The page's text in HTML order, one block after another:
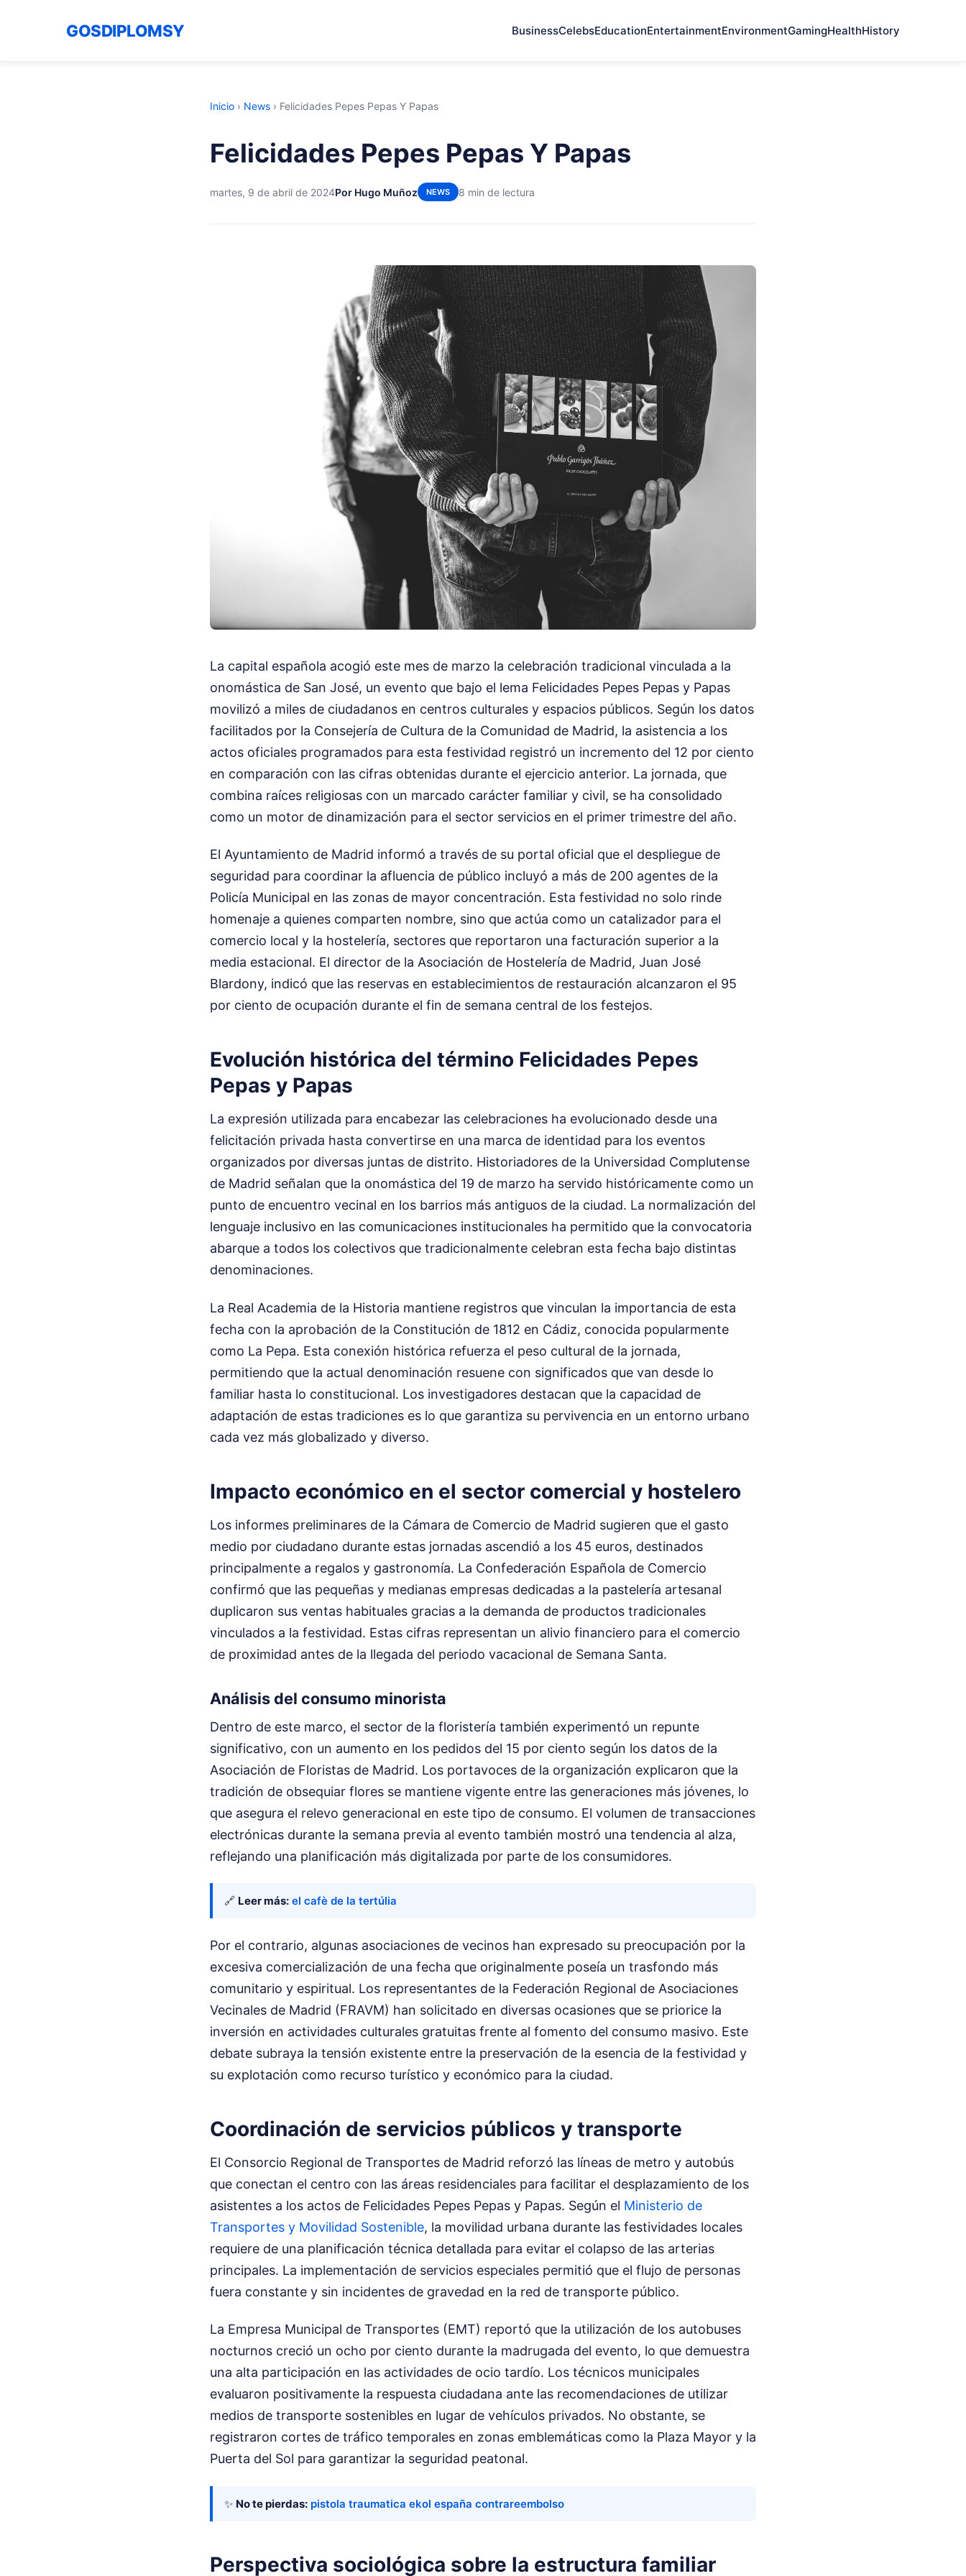
GOSDIPLOMSY BusinessCelebsEducationEntertainmentEnvironmentGamingHealthHistory
Inicio › News › Felicidades Pepes Pepas Y Papas
Felicidades Pepes Pepas Y Papas
martes, 9 de abril de 2024Por Hugo Muñoz NEWS 8 min de lectura
La capital española acogió este mes de marzo la celebración tradicional vinculada a la
onomástica de San José, un evento que bajo el lema Felicidades Pepes Pepas y Papas
movilizó a miles de ciudadanos en centros culturales y espacios públicos. Según los datos
facilitados por la Consejería de Cultura de la Comunidad de Madrid, la asistencia a los
actos oficiales programados para esta festividad registró un incremento del 12 por ciento
en comparación con las cifras obtenidas durante el ejercicio anterior. La jornada, que
combina raíces religiosas con un marcado carácter familiar y civil, se ha consolidado
como un motor de dinamización para el sector servicios en el primer trimestre del año.
El Ayuntamiento de Madrid informó a través de su portal oficial que el despliegue de
seguridad para coordinar la afluencia de público incluyó a más de 200 agentes de la
Policía Municipal en las zonas de mayor concentración. Esta festividad no solo rinde
homenaje a quienes comparten nombre, sino que actúa como un catalizador para el
comercio local y la hostelería, sectores que reportaron una facturación superior a la
media estacional. El director de la Asociación de Hostelería de Madrid, Juan José
Blardony, indicó que las reservas en establecimientos de restauración alcanzaron el 95
por ciento de ocupación durante el fin de semana central de los festejos.
Evolución histórica del término Felicidades Pepes
Pepas y Papas
La expresión utilizada para encabezar las celebraciones ha evolucionado desde una
felicitación privada hasta convertirse en una marca de identidad para los eventos
organizados por diversas juntas de distrito. Historiadores de la Universidad Complutense
de Madrid señalan que la onomástica del 19 de marzo ha servido históricamente como un
punto de encuentro vecinal en los barrios más antiguos de la ciudad. La normalización del
lenguaje inclusivo en las comunicaciones institucionales ha permitido que la convocatoria
abarque a todos los colectivos que tradicionalmente celebran esta fecha bajo distintas
denominaciones.
La Real Academia de la Historia mantiene registros que vinculan la importancia de esta
fecha con la aprobación de la Constitución de 1812 en Cádiz, conocida popularmente
como La Pepa. Esta conexión histórica refuerza el peso cultural de la jornada,
permitiendo que la actual denominación resuene con significados que van desde lo
familiar hasta lo constitucional. Los investigadores destacan que la capacidad de
adaptación de estas tradiciones es lo que garantiza su pervivencia en un entorno urbano
cada vez más globalizado y diverso.
Impacto económico en el sector comercial y hostelero
Los informes preliminares de la Cámara de Comercio de Madrid sugieren que el gasto
medio por ciudadano durante estas jornadas ascendió a los 45 euros, destinados
principalmente a regalos y gastronomía. La Confederación Española de Comercio
confirmó que las pequeñas y medianas empresas dedicadas a la pastelería artesanal
duplicaron sus ventas habituales gracias a la demanda de productos tradicionales
vinculados a la festividad. Estas cifras representan un alivio financiero para el comercio
de proximidad antes de la llegada del periodo vacacional de Semana Santa.
Análisis del consumo minorista
Dentro de este marco, el sector de la floristería también experimentó un repunte
significativo, con un aumento en los pedidos del 15 por ciento según los datos de la
Asociación de Floristas de Madrid. Los portavoces de la organización explicaron que la
tradición de obsequiar flores se mantiene vigente entre las generaciones más jóvenes, lo
que asegura el relevo generacional en este tipo de consumo. El volumen de transacciones
electrónicas durante la semana previa al evento también mostró una tendencia al alza,
reflejando una planificación más digitalizada por parte de los consumidores.
🔗 Leer más: el cafè de la tertúlia
Por el contrario, algunas asociaciones de vecinos han expresado su preocupación por la
excesiva comercialización de una fecha que originalmente poseía un trasfondo más
comunitario y espiritual. Los representantes de la Federación Regional de Asociaciones
Vecinales de Madrid (FRAVM) han solicitado en diversas ocasiones que se priorice la
inversión en actividades culturales gratuitas frente al fomento del consumo masivo. Este
debate subraya la tensión existente entre la preservación de la esencia de la festividad y
su explotación como recurso turístico y económico para la ciudad.
Coordinación de servicios públicos y transporte
El Consorcio Regional de Transportes de Madrid reforzó las líneas de metro y autobús
que conectan el centro con las áreas residenciales para facilitar el desplazamiento de los
asistentes a los actos de Felicidades Pepes Pepas y Papas. Según el Ministerio de
Transportes y Movilidad Sostenible, la movilidad urbana durante las festividades locales
requiere de una planificación técnica detallada para evitar el colapso de las arterias
principales. La implementación de servicios especiales permitió que el flujo de personas
fuera constante y sin incidentes de gravedad en la red de transporte público.
La Empresa Municipal de Transportes (EMT) reportó que la utilización de los autobuses
nocturnos creció un ocho por ciento durante la madrugada del evento, lo que demuestra
una alta participación en las actividades de ocio tardío. Los técnicos municipales
evaluaron positivamente la respuesta ciudadana ante las recomendaciones de utilizar
medios de transporte sostenibles en lugar de vehículos privados. No obstante, se
registraron cortes de tráfico temporales en zonas emblemáticas como la Plaza Mayor y la
Puerta del Sol para garantizar la seguridad peatonal.
✨ No te pierdas: pistola traumatica ekol españa contrareembolso
Perspectiva sociológica sobre la estructura familiar